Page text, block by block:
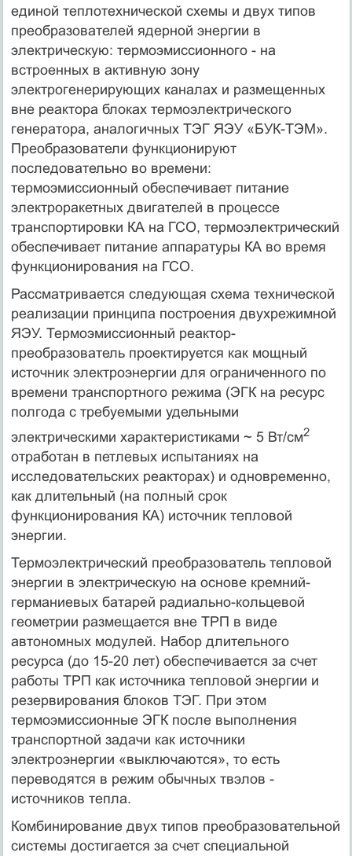
единой теплотехнической схемы и двух типов
преобразователей ядерной энергии в
электрическую: термоэмиссионного - на
встроенных в активную зону
электрогенерирующих каналах и размещенных
вне реактора блоках термоэлектрического
генератора, аналогичных ТЭГ ЯЭУ «БУК-ТЭМ».
Преобразователи функционируют
последовательно во времени:
термоэмиссионный обеспечивает питание
электроракетных двигателей в процессе
транспортировки КА на ГСО, термоэлектрический
обеспечивает питание аппаратуры КА во время
функционирования на ГСО.
Рассматривается следующая схема технической
реализации принципа построения двухрежимной
ЯЭУ. Термоэмиссионный реактор-
преобразователь проектируется как мощный
источник электроэнергии для ограниченного по
времени транспортного режима (ЭГК на ресурс
полгода с требуемыми удельными
электрическими характеристиками ~ 5 Вт/см2
отработан в петлевых испытаниях на
исследовательских реакторах) и одновременно,
как длительный (на полный срок
функционирования КА) источник тепловой
энергии.
Термоэлектрический преобразователь тепловой
энергии в электрическую на основе кремний-
германиевых батарей радиально-кольцевой
геометрии размещается вне ТРП в виде
автономных модулей. Набор длительного
ресурса (до 15-20 лет) обеспечивается за счет
работы ТРП как источника тепловой энергии и
резервирования блоков ТЭГ. При этом
термоэмиссионные ЭГК после выполнения
транспортной задачи как источники
электроэнергии «выключаются», то есть
переводятся в режим обычных твэлов -
источников тепла.
Комбинирование двух типов преобразовательной
системы достигается за счет специальной